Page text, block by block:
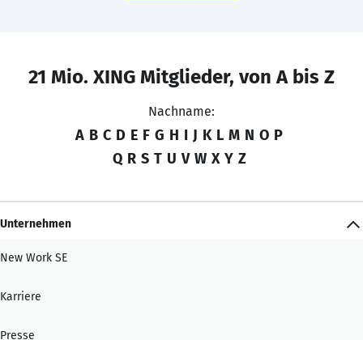
21 Mio. XING Mitglieder, von A bis Z
Nachname:
A B C D E F G H I J K L M N O P
Q R S T U V W X Y Z
Unternehmen
New Work SE
Karriere
Presse